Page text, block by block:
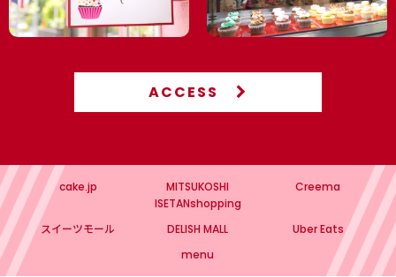
ACCESS
cake.jp
MITSUKOSHI
ISETANshopping
Creema
スイーツモール DELISH MALL
Uber Eats
menu